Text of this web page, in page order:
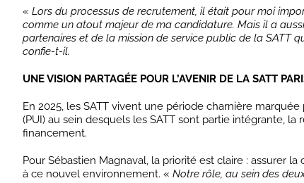
« Lors du processus de recrutement, il était pour moi
comme un atout majeur de ma candidature. Mais il a
partenaires et de la mission de service public de la SATT
confie-t-il.
UNE VISION PARTAGÉE POUR L’AVENIR DE LA SATT
En 2025, les SATT vivent une période charnière
(PUI) au sein desquels les SATT sont partie intégrante,
financement.
Pour Sébastien Magnaval, la priorité est claire : assurer
à ce nouvel environnement. « Notre rôle, au sein des